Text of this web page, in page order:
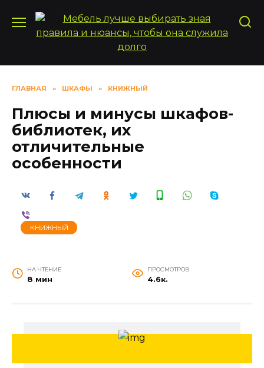
содержанию
ГЛАВНАЯ » ШКАФЫ » КНИЖНЫЙ
Плюсы и минусы шкафов-
библиотек, их
отличительные
особенности
КНИЖНЫЙ
НА ЧТЕНИЕ
8 мин
ПРОСМОТРОВ
4.6к.